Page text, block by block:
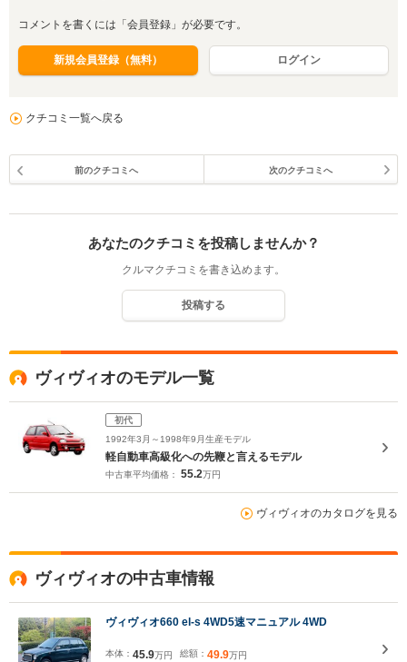
コメントを書くには「会員登録」が必要です。
新規会員登録（無料） ログイン
クチコミ一覧へ戻る
前のクチコミへ 次のクチコミへ
あなたのクチコミを投稿しませんか？
クルマクチコミを書き込めます。
投稿する
ヴィヴィオのモデル一覧
初代
1992年3月～1998年9月生産モデル
軽自動車高級化への先鞭と言えるモデル
中古車平均価格： 55.2万円
ヴィヴィオのカタログを見る
ヴィヴィオの中古車情報
ヴィヴィオ660 el-s 4WD5速マニュアル 4WD
本体： 45.9万円
総額： 49.9万円